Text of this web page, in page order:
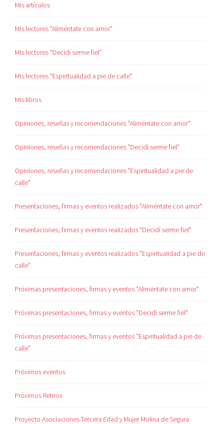
Mis artículos
Mis lectores "Aliméntate con amor"
Mis lectores "Decidí serme fiel"
Mis lectores "Espiritualidad a pie de calle"
Mis libros
Opiniones, reseñas y recomendaciones "Aliméntate con amor"
Opiniones, reseñas y recomendaciones "Decidí serme fiel"
Opiniones, reseñas y recomendaciones "Espiritualidad a pie de
calle"
Presentaciones, firmas y eventos realizados "Aliméntate con amor"
Presentaciones, firmas y eventos realizados "Decidí serme fiel"
Presentaciones, firmas y eventos realizados "Espiritualidad a pie de
calle"
Próximas presentaciones, firmas y eventos "Aliméntate con amor"
Próximas presentaciones, firmas y eventos "Decidí serme fiel"
Próximas presentaciones, firmas y eventos "Espiritualidad a pie de
calle"
Próximos eventos
Próximos Retiros
Proyecto Asociaciones Tercera Edad y Mujer Molina de Segura